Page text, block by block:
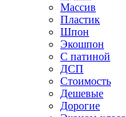
Массив
Пластик
Шпон
Экошпон
С патиной
ДСП
Стоимость
Дешевые
Дорогие